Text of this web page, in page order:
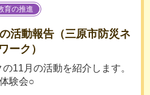
育の推進
活動報告（三原市防災ネ
ーク）
11月の活動を紹介します。
験会○